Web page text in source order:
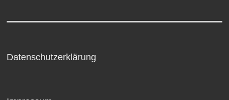
Datenschutzerklärung